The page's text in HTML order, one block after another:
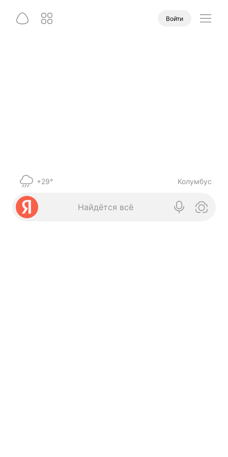
Войти
+29° Колумбус
Найдётся всё